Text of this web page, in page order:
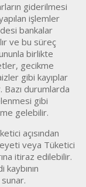
giderilmesi
işlemler
bankalar
ve bu süreç
birlikte
gecikme
gibi kayıplar
durumlarda
gibi
gelebilir.
açısından
veya Tüketici
itiraz edilebilir.
kaybının